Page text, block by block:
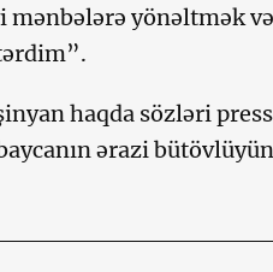
yönəltmək
haqda sözləri
ərazi